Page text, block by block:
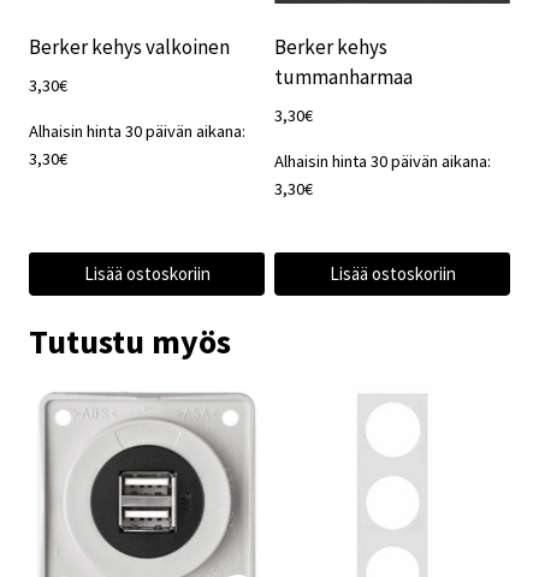
Berker kehys valkoinen
3,30€
Alhaisin hinta 30 päivän aikana:
3,30€
Lisää ostoskoriin
Berker kehys
tummanharmaa
3,30€
Alhaisin hinta 30 päivän aikana:
3,30€
Lisää ostoskoriin
Tutustu myös